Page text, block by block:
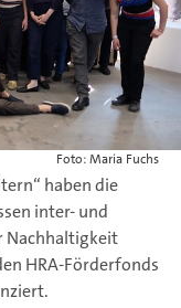
Foto: Maria Fuchs
haben die
inter- und
Nachhaltigkeit
HRA-Förderfonds